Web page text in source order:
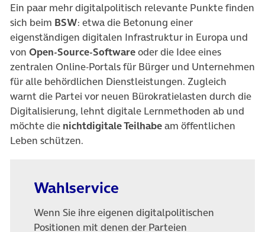
Ein paar mehr digitalpolitisch relevante Punkte finden
sich beim BSW: etwa die Betonung einer
eigenständigen digitalen Infrastruktur in Europa und
von Open-Source-Softwareoder die Idee eines
zentralen Online-Portals für Bürger und Unternehmen
für alle behördlichen Dienstleistungen. Zugleich
warnt die Partei vor neuen Bürokratielasten durch die
Digitalisierung, lehnt digitale Lernmethoden ab und
möchte die nichtdigitale Teilhabeam öffentlichen
Leben schützen.
Wahlservice
Wenn Sie ihre eigenen digitalpolitischen
Positionen mit denen der Parteien